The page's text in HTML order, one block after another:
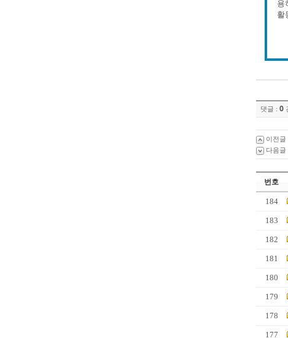
용
활
댓글 : 0
이전글
다음글
번호
184
183
182
181
180
179
178
177